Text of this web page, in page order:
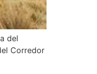
del
Corredor